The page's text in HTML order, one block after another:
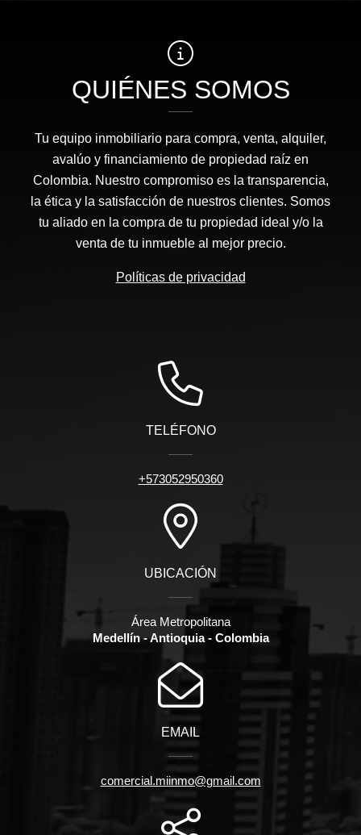
QUIÉNES SOMOS
Tu equipo inmobiliario para compra, venta, alquiler,
avalúo y financiamiento de propiedad raíz en
Colombia. Nuestro compromiso es la transparencia,
la ética y la satisfacción de nuestros clientes. Somos
tu aliado en la compra de tu propiedad ideal y/o la
venta de tu inmueble al mejor precio.
Políticas de privacidad
TELÉFONO
+573052950360
UBICACIÓN
Área Metropolitana
Medellín - Antioquia - Colombia
EMAIL
comercial.miinmo@gmail.com